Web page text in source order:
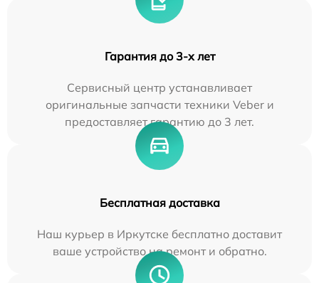
Гарантия до 3-х лет
Сервисный центр устанавливает
оригинальные запчасти техники Veber и
предоставляет гарантию до 3 лет.
Бесплатная доставка
Наш курьер в Иркутске бесплатно доставит
ваше устройство на ремонт и обратно.